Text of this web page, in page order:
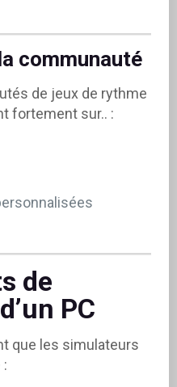
communauté
de jeux de rythme
fortement sur.. :
de
PC
que les simulateurs